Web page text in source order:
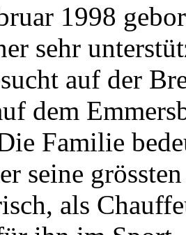
1998
sehr
auf der
dem
Familie
seine
als